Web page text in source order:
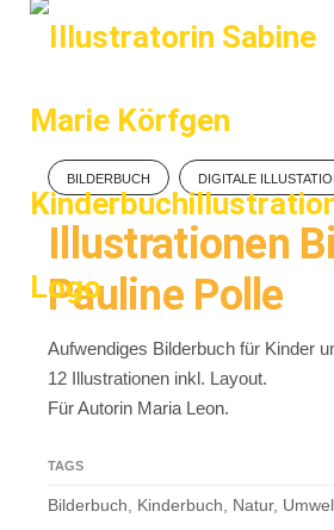
Skip
BILDERBUCH DIGITALE
Illustrationen
Pauline Polle
Aufwendiges Bilderbuch für Kinder
12 Illustrationen inkl. Layout.
Für Autorin Maria Leon.
TAGS
Bilderbuch, Kinderbuch, Natur,